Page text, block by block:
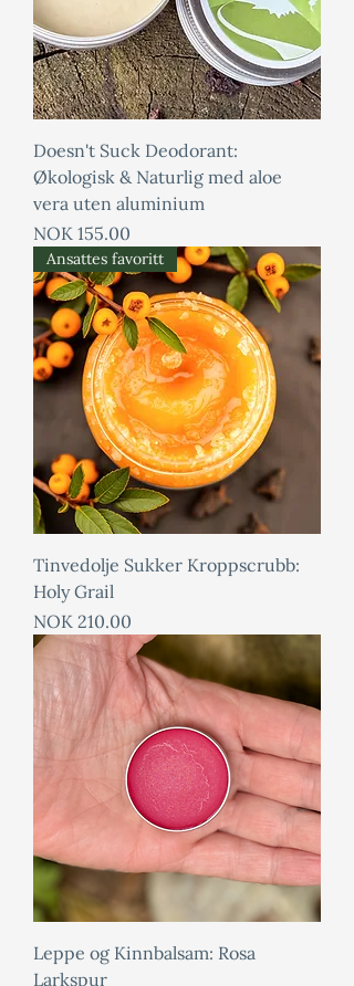
Doesn't Suck Deodorant:
Økologisk & Naturlig med aloe
vera uten aluminium
Price
NOK 155.00
Ansattes favoritt
Tinvedolje Sukker Kroppscrubb:
Holy Grail
Price
NOK 210.00
Leppe og Kinnbalsam: Rosa
Larkspur